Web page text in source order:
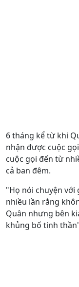
6 tháng kể từ khi
nhận được cuộc
cuộc gọi đến từ
cả ban đêm.
"Họ nói chuyện với
nhiều lần rằng
Quân nhưng bên
khủng bố tinh